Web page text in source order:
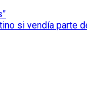
si vendía parte